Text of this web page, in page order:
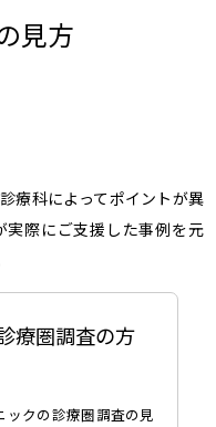
見方
療科によってポイントが異
実際にご支援した事例を元
療圏調査の方
ックの診療圏調査の見